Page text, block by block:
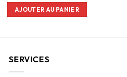
AJOUTER AU PANIER
SERVICES